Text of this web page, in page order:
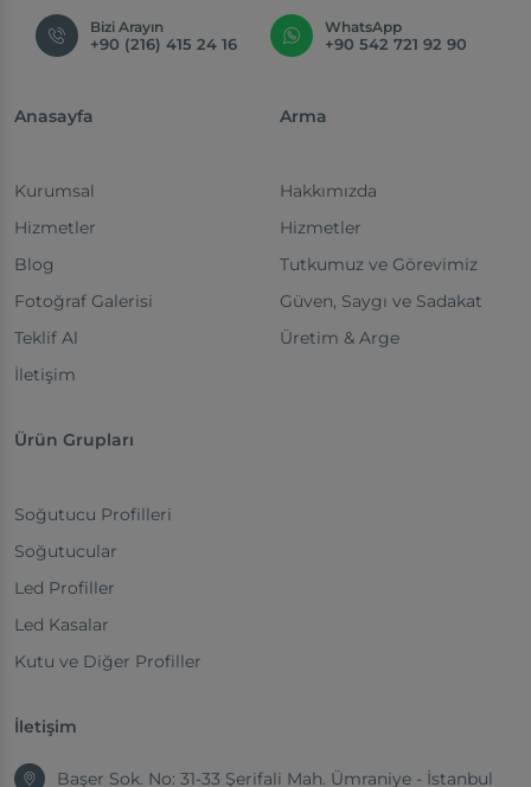
Bizi Arayın
+90 (216) 415 24 16
WhatsApp
+90 542 721 92 90
Anasayfa
Kurumsal
Hizmetler
Blog
Fotoğraf Galerisi
Teklif Al
İletişim
Arma
Hakkımızda
Hizmetler
Tutkumuz ve Görevimiz
Güven, Saygı ve Sadakat
Üretim & Arge
Ürün Grupları
Soğutucu Profilleri
Soğutucular
Led Profiller
Led Kasalar
Kutu ve Diğer Profiller
İletişim
Başer Sok. No: 31-33 Şerifali Mah. Ümraniye - İstanbul